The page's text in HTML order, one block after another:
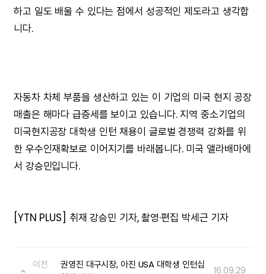
하고 일도 배울 수 있다는 점에서 성공적인 제도라고 생각합
니다.
자동차 차체 부품을 생산하고 있는 이 기업의 미국 현지 공장
매출은 해마다 급증세를 보이고 있습니다. 지역 중소기업의
미국현지공장 대학생 인턴 채용이 글로벌 경쟁력 강화를 위
한 우수인재확보로 이어지기를 바래봅니다. 미국 앨라배마에
서 강승민입니다.
[YTN PLUS] 취재 강승민 기자, 촬영·편집 박세근 기자
이전
권영진 대구시장, 아진 USA 대학생 인턴십
16.09.29